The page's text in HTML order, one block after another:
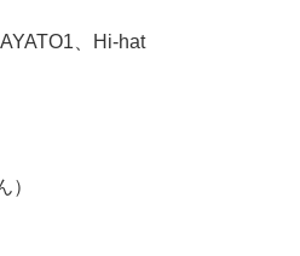
、Hi-hat
）